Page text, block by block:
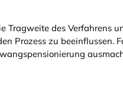
Tragweite des Verfahrens
Prozess zu beeinflussen.